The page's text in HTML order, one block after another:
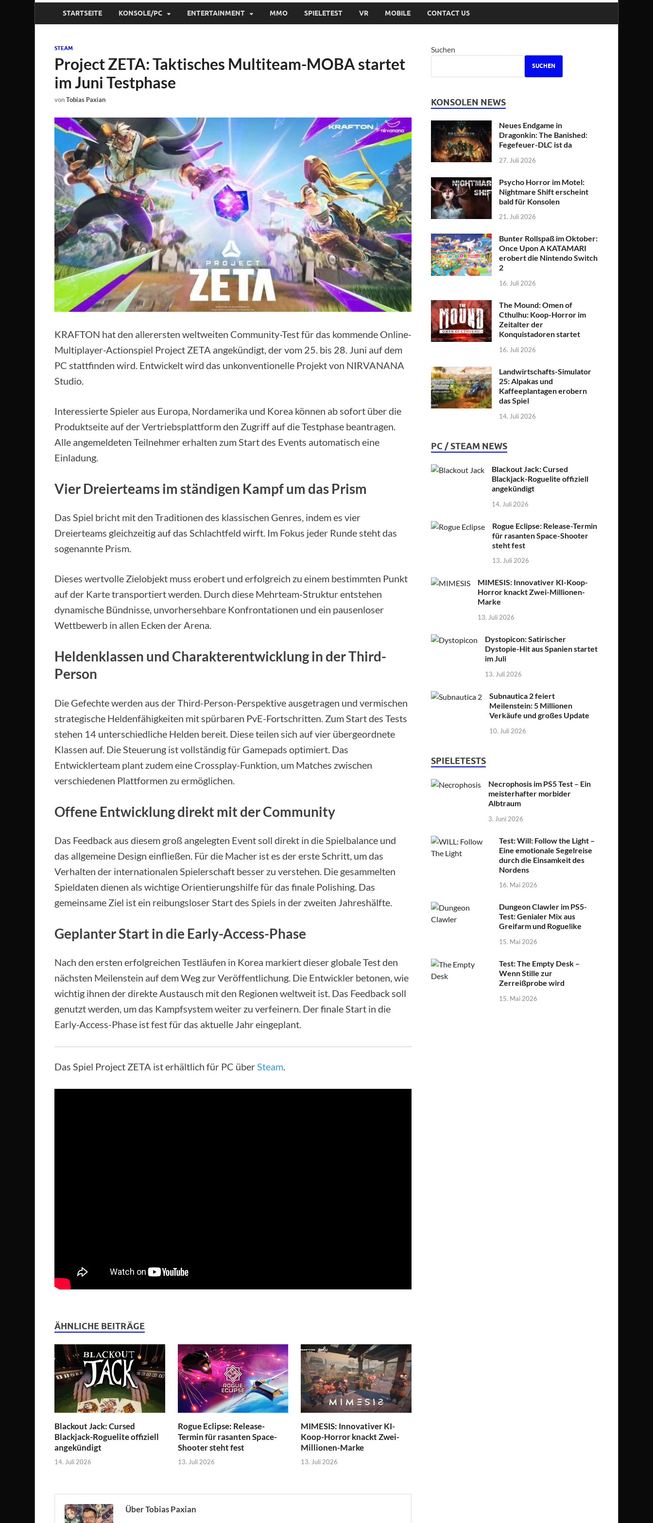
STARTSEITE KONSOLE/PC ENTERTAINMENT MMO SPIELETEST VR MOBILE CONTACT US
STEAM
Project ZETA: Taktisches Multiteam-MOBA startet
im Juni Testphase
vonTobias Paxian
KRAFTON hat den allerersten weltweiten Community-Test für das kommende Online-
Multiplayer-Actionspiel Project ZETA angekündigt, der vom 25. bis 28. Juni auf dem
PC stattfinden wird. Entwickelt wird das unkonventionelle Projekt von NIRVANANA
Studio.
Interessierte Spieler aus Europa, Nordamerika und Korea können ab sofort über die
Produktseite auf der Vertriebsplattform den Zugriff auf die Testphase beantragen.
Alle angemeldeten Teilnehmer erhalten zum Start des Events automatisch eine
Einladung.
Vier Dreierteams im ständigen Kampf um das Prism
Das Spiel bricht mit den Traditionen des klassischen Genres, indem es vier
Dreierteams gleichzeitig auf das Schlachtfeld wirft. Im Fokus jeder Runde steht das
sogenannte Prism.
Dieses wertvolle Zielobjekt muss erobert und erfolgreich zu einem bestimmten Punkt
auf der Karte transportiert werden. Durch diese Mehrteam-Struktur entstehen
dynamische Bündnisse, unvorhersehbare Konfrontationen und ein pausenloser
Wettbewerb in allen Ecken der Arena.
Heldenklassen und Charakterentwicklung in der Third-
Person
Die Gefechte werden aus der Third-Person-Perspektive ausgetragen und vermischen
strategische Heldenfähigkeiten mit spürbaren PvE-Fortschritten. Zum Start des Tests
stehen 14 unterschiedliche Helden bereit. Diese teilen sich auf vier übergeordnete
Klassen auf. Die Steuerung ist vollständig für Gamepads optimiert. Das
Entwicklerteam plant zudem eine Crossplay-Funktion, um Matches zwischen
verschiedenen Plattformen zu ermöglichen.
Offene Entwicklung direkt mit der Community
Das Feedback aus diesem groß angelegten Event soll direkt in die Spielbalance und
das allgemeine Design einfließen. Für die Macher ist es der erste Schritt, um das
Verhalten der internationalen Spielerschaft besser zu verstehen. Die gesammelten
Spieldaten dienen als wichtige Orientierungshilfe für das finale Polishing. Das
gemeinsame Ziel ist ein reibungsloser Start des Spiels in der zweiten Jahreshälfte.
Geplanter Start in die Early-Access-Phase
Nach den ersten erfolgreichen Testläufen in Korea markiert dieser globale Test den
nächsten Meilenstein auf dem Weg zur Veröffentlichung. Die Entwickler betonen, wie
wichtig ihnen der direkte Austausch mit den Regionen weltweit ist. Das Feedback soll
genutzt werden, um das Kampfsystem weiter zu verfeinern. Der finale Start in die
Early-Access-Phase ist fest für das aktuelle Jahr eingeplant.
Das Spiel Project ZETA ist erhältlich für PC überSteam.
ÄHNLICHE BEITRÄGE
Blackout Jack: Cursed
Blackjack-Roguelite offiziell
angekündigt
14. Juli 2026
Rogue Eclipse: Release-
Termin für rasanten Space-
Shooter steht fest
13. Juli 2026
MIMESIS: Innovativer KI-
Koop-Horror knackt Zwei-
Millionen-Marke
13. Juli 2026
Über Tobias Paxian
Suchen
SUCHEN
KONSOLEN NEWS
Neues Endgame in
Dragonkin: The Banished:
Fegefeuer-DLC ist da
27. Juli 2026
Psycho Horror im Motel:
Nightmare Shift erscheint
bald für Konsolen
21. Juli 2026
Bunter Rollspaß im Oktober:
Once Upon A KATAMARI
erobert die Nintendo Switch
2
16. Juli 2026
The Mound: Omen of
Cthulhu: Koop-Horror im
Zeitalter der
Konquistadoren startet
16. Juli 2026
Landwirtschafts-Simulator
25: Alpakas und
Kaffeeplantagen erobern
das Spiel
14. Juli 2026
PC / STEAM NEWS
Blackout Jack: Cursed
Blackjack-Roguelite offiziell
angekündigt
14. Juli 2026
Rogue Eclipse: Release-Termin
für rasanten Space-Shooter
steht fest
13. Juli 2026
MIMESIS: Innovativer KI-Koop-
Horror knackt Zwei-Millionen-
Marke
13. Juli 2026
Dystopicon: Satirischer
Dystopie-Hit aus Spanien startet
im Juli
13. Juli 2026
Subnautica 2 feiert
Meilenstein: 5 Millionen
Verkäufe und großes Update
10. Juli 2026
SPIELETESTS
Necrophosis im PS5 Test – Ein
meisterhafter morbider
Albtraum
3. Juni 2026
Test: Will: Follow the Light –
Eine emotionale Segelreise
durch die Einsamkeit des
Nordens
16. Mai 2026
Dungeon Clawler im PS5-
Test: Genialer Mix aus
Greifarm und Roguelike
15. Mai 2026
Test: The Empty Desk –
Wenn Stille zur
Zerreißprobe wird
15. Mai 2026